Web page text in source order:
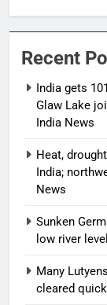
Recent
India gets
Glaw Lake
India News
Heat,
India;
News
Sunken
low river
Many
cleared